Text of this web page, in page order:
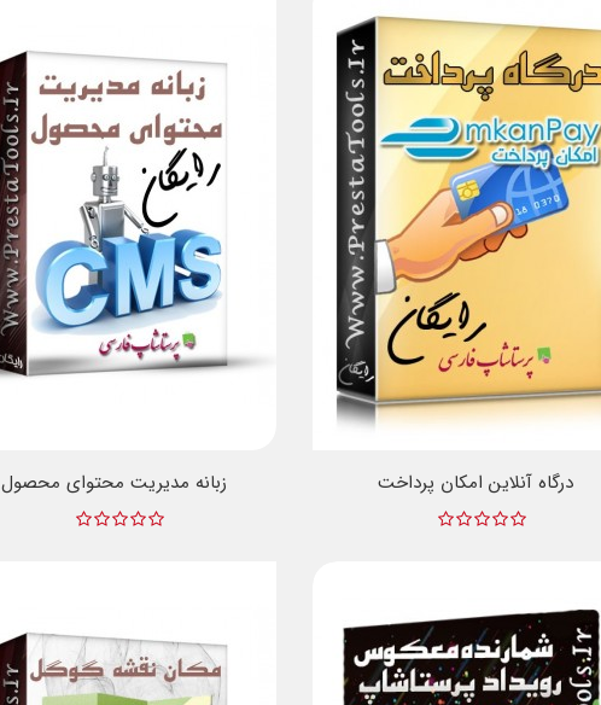
درگاه آنلاین امکان پرداخت زبانه مدیریت محتوای محصول